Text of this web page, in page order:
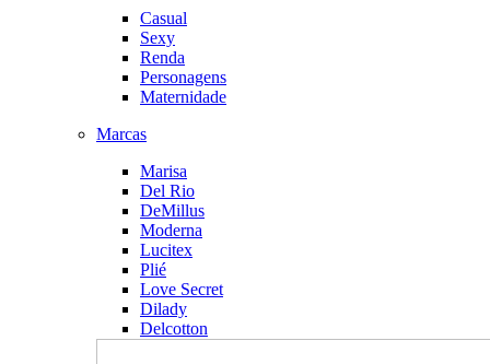
Casual
Sexy
Renda
Personagens
Maternidade
Marcas
Marisa
Del Rio
DeMillus
Moderna
Lucitex
Plié
Love Secret
Dilady
Delcotton